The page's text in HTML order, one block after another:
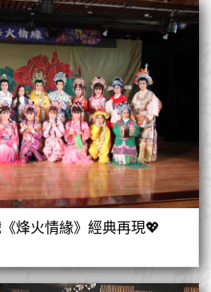
烽火情緣》經典再現💖